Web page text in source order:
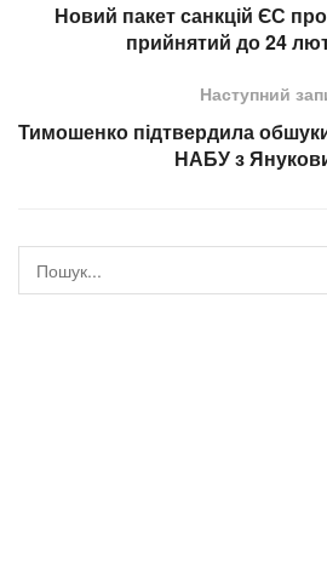
Новий пакет санкцій ЄС
прийнятий до 24
Наступний
Тимошенко підтвердила
НАБУ з